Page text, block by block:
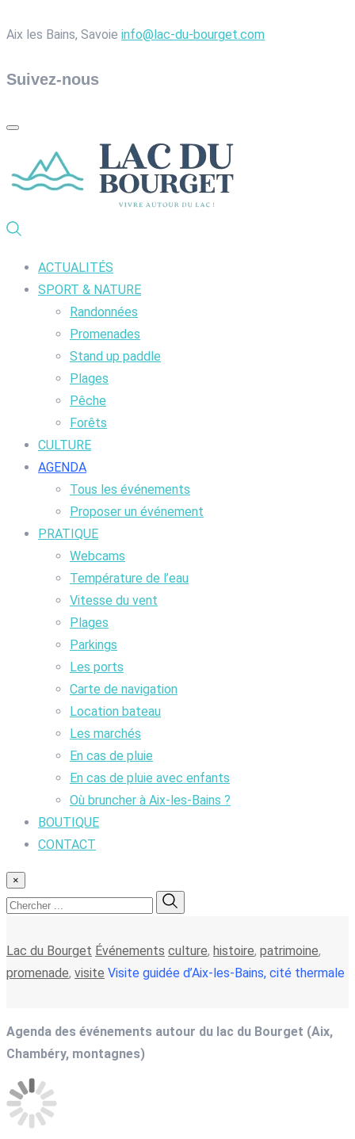
Aix les Bains, Savoie info@lac-du-bourget.com
Suivez-nous
ACTUALITÉS
SPORT & NATURE
Randonnées
Promenades
Stand up paddle
Plages
Pêche
Forêts
CULTURE
AGENDA
Tous les événements
Proposer un événement
PRATIQUE
Webcams
Température de l’eau
Vitesse du vent
Plages
Parkings
Les ports
Carte de navigation
Location bateau
Les marchés
En cas de pluie
En cas de pluie avec enfants
Où bruncher à Aix-les-Bains ?
BOUTIQUE
CONTACT
×
Lac du Bourget Événements culture, histoire, patrimoine,
promenade, visite Visite guidée d’Aix-les-Bains, cité thermale
Agenda des événements autour du lac du Bourget (Aix,
Chambéry, montagnes)